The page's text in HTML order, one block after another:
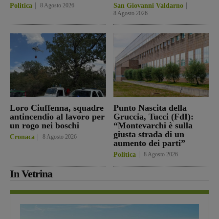
Politica 8 Agosto 2026 San Giovanni Valdarno
8 Agosto 2026
Loro Ciuffenna, squadre
antincendio al lavoro per
un rogo nei boschi
Cronaca 8 Agosto 2026
Punto Nascita della
Gruccia, Tucci (FdI):
“Montevarchi è sulla
giusta strada di un
aumento dei parti”
Politica 8 Agosto 2026
In Vetrina